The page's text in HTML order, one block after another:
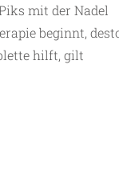
mit der Nadel
beginnt,
hilft, gilt